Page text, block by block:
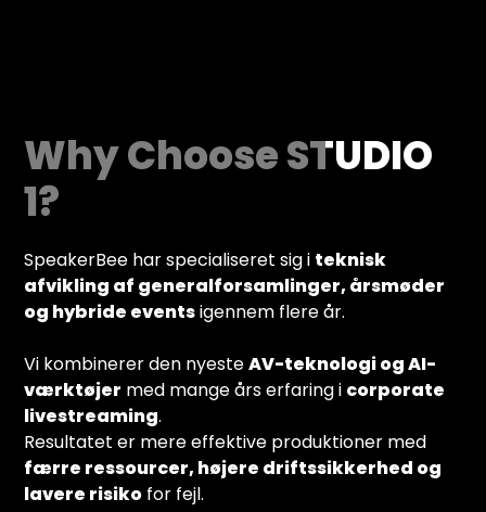
Why Choose STUDIO
1?
SpeakerBee har specialiseret sig i teknisk
afvikling af generalforsamlinger, årsmøder
og hybride eventsigennem flere år.
Vi kombinerer den nyesteAV-teknologi og AI-
værktøjer med mange års erfaring i corporate
livestreaming.
Resultatet er mere effektive produktioner med
færre ressourcer, højere driftssikkerhed og
lavere risiko for fejl.